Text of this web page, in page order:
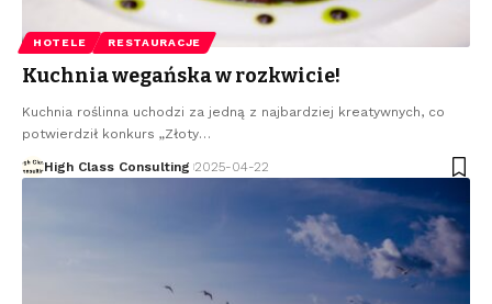
HOTELE RESTAURACJE
Kuchnia wegańska w rozkwicie!
Kuchnia roślinna uchodzi za jedną z najbardziej kreatywnych, co
potwierdził konkurs „Złoty…
High Class Consulting 2025-04-22